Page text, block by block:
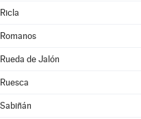
Ricla
Romanos
Rueda de Jalón
Ruesca
Sabiñán